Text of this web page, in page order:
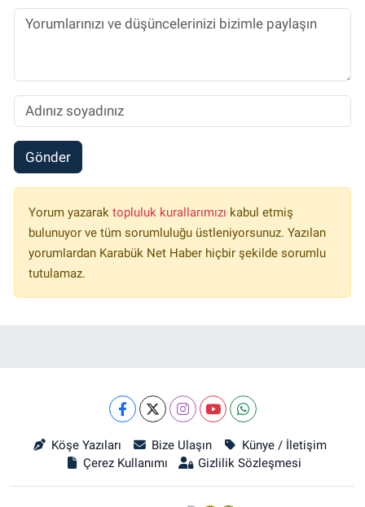
Gönder
Yorum yazarak topluluk kurallarımızı kabul etmiş
bulunuyor ve tüm sorumluluğu üstleniyorsunuz. Yazılan
yorumlardan Karabük Net Haber hiçbir şekilde sorumlu
tutulamaz.
Köşe Yazıları Bize Ulaşın
Künye / İletişim
Çerez Kullanımı
Gizlilik Sözleşmesi